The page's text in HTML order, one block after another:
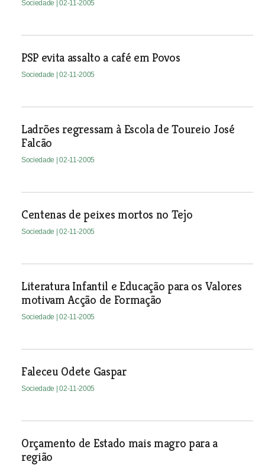
Sociedade | 02-11-2005
PSP evita assalto a café em Povos
Sociedade | 02-11-2005
Ladrões regressam à Escola de Toureio José
Falcão
Sociedade | 02-11-2005
Centenas de peixes mortos no Tejo
Sociedade | 02-11-2005
Literatura Infantil e Educação para os Valores
motivam Acção de Formação
Sociedade | 02-11-2005
Faleceu Odete Gaspar
Sociedade | 02-11-2005
Orçamento de Estado mais magro para a
região